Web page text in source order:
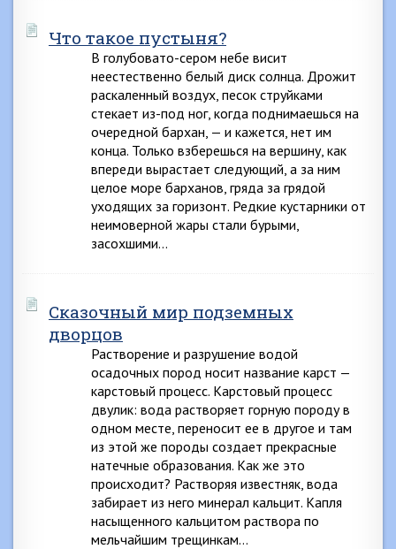
Что такое пустыня?
В голубовато-сером небе висит
неестественно белый диск солнца. Дрожит
раскаленный воздух, песок струйками
стекает из-под ног, когда поднимаешься на
очередной бархан, — и кажется, нет им
конца. Только взберешься на вершину, как
впереди вырастает следующий, а за ним
целое море барханов, гряда за грядой
уходящих за горизонт. Редкие кустарники от
неимоверной жары стали бурыми,
засохшими…
Сказочный мир подземных
дворцов
Растворение и разрушение водой
осадочных пород носит название карст —
карстовый процесс. Карстовый процесс
двулик: вода растворяет горную породу в
одном месте, переносит ее в другое и там
из этой же породы создает прекрасные
натечные образования. Как же это
происходит? Растворяя известняк, вода
забирает из него минерал кальцит. Капля
насыщенного кальцитом раствора по
мельчайшим трещинкам…